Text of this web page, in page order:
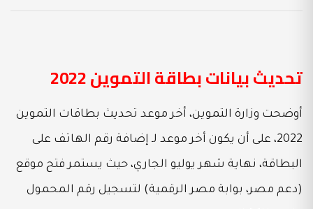
تحديث بيانات بطاقة التموين 2022
أوضحت وزارة التموين، أخر موعد تحديث بطاقات التموين
2022، على أن يكون أخر موعد لـ إضافة رقم الهاتف على
البطاقة، نهاية شهر يوليو الجاري، حيث يستمر فتح موقع
(دعم مصر، بوابة مصر الرقمية) لتسجيل رقم المحمول